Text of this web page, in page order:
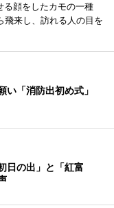
る顔をしたカモの一種
飛来し、訪れる人の目を
い「消防出初め式」
日の出」と「紅富